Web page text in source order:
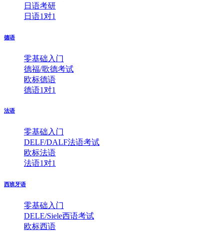
日语考研
日语1对1
德语
零基础入门
德福/歌德考试
欧标德语
德语1对1
法语
零基础入门
DELF/DALF法语考试
欧标法语
法语1对1
西班牙语
零基础入门
DELE/Siele西语考试
欧标西语